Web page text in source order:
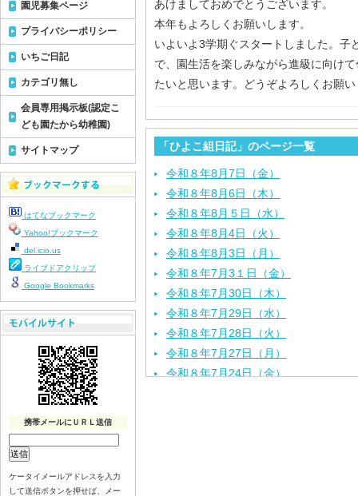
あけましておめでとうございます。
本年もよろしくお願いします。
いよいよ3学期ぐスタートしました。子
で、園生活を楽しみながら進級に向け
たいと思います。どうぞよろしくお願
「ひよこ組日記」のページ一覧
令和８年8月7日（金）
令和８年8月6日（木）
令和８年8月５日（水）
令和８年8月4日（火）
令和８年8月3日（月）
令和８年7月3１日（金）
令和８年7月30日（木）
令和８年7月29日（水）
令和８年7月28日（火）
令和８年7月27日（月）
令和８年7月24日（金）
園児募集ページ
プライバシーポリシー
いちご日記
カテゴリ無し
会員専用掲示板(認定こ
ども園たから幼稚園)
サイトマップ
はてなブックマーク
Yahoo!ブックマーク
del.icio.us
ライブドアクリップ
Google Bookmarks
携帯メールにＵＲＬ送信
ケータイメールアドレスを入力
して送信ボタンを押せば、メー